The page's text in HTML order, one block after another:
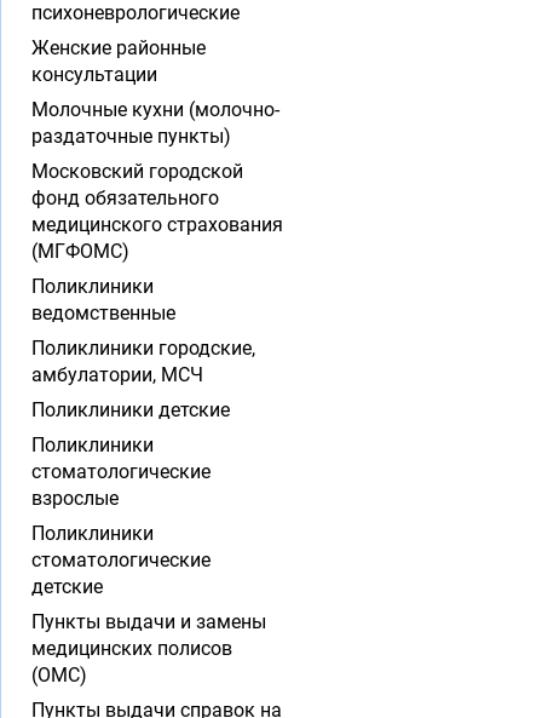
психоневрологические
Женские районные
консультации
Молочные кухни (молочно-
раздаточные пункты)
Московский городской
фонд обязательного
медицинского страхования
(МГФОМС)
Поликлиники
ведомственные
Поликлиники городские,
амбулатории, МСЧ
Поликлиники детские
Поликлиники
стоматологические
взрослые
Поликлиники
стоматологические
детские
Пункты выдачи и замены
медицинских полисов
(ОМС)
Пункты выдачи справок на